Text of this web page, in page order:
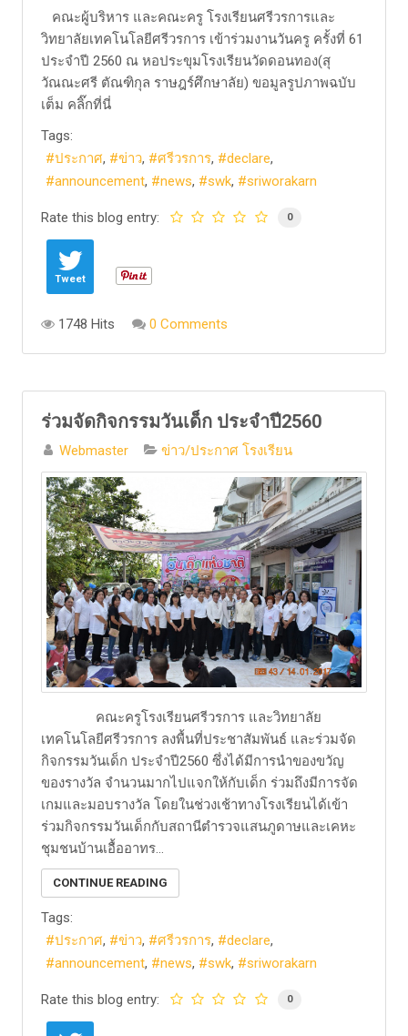
​ คณะผู้บริหาร และคณะครู โรงเรียนศรีวรการและ
วิทยาลัยเทคโนโลยีศรีวรการ เข้าร่วมงานวันครู ครั้งที่ 61
ประจำปี 2560 ณ หอประขุมโรงเรียนวัดดอนทอง(สุ
วัณณะศรี ตัณฑิกุล ราษฎร์ศึกษาลัย) ​ขอมูลรูปภาพฉบับ
เต็ม คลิ๊กที่นี่
Tags:
ประกาศ
ข่าว ศรีวรการ
declare
announcement
news swk sriworakarn
Rate this blog entry: 0
Tweet
1748 Hits 0 Comments
ร่วมจัดกิจกรรมวันเด็ก ประจำปี2560
Webmaster ข่าว/ประกาศ โรงเรียน
​ คณะครูโรงเรียนศรีวรการ และวิทยาลัย
เทคโนโลยีศรีวรการ ลงพื้นที่ประชาสัมพันธ์ และร่วมจัด
กิจกรรมวันเด็ก ประจำปี2560 ซึ่งได้มีการนำของขวัญ
ของรางวัล จำนวนมากไปแจกให้กับเด็ก ร่วมถึงมีการจัด
เกมและมอบรางวัล โดยในช่วงเช้าทางโรงเรียนได้เข้า
ร่วมกิจกรรมวันเด็กกับสถานีตำรวจแสนภูดาษและเคหะ
ชุมชนบ้านเอื้ออาทร...
CONTINUE READING
Tags:
ประกาศ
ข่าว ศรีวรการ
declare
announcement
news swk sriworakarn
Rate this blog entry: 0